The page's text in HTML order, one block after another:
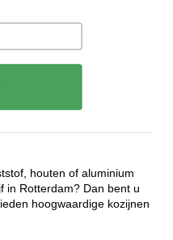
houten of aluminium
in Rotterdam? Dan bent u
hoogwaardige kozijnen